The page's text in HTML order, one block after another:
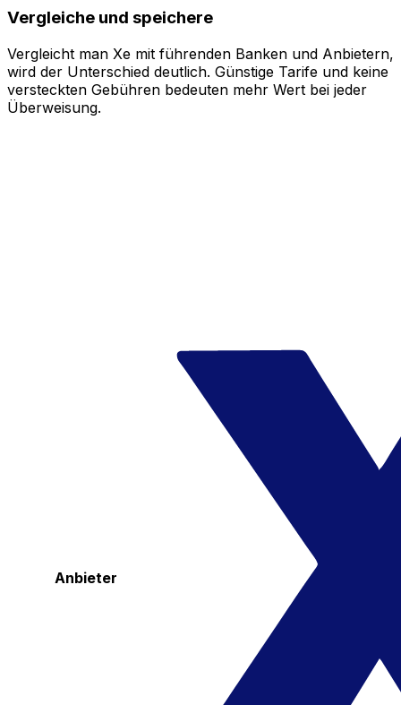
Vergleiche und speichere
Vergleicht man Xe mit führenden Banken und Anbietern,
wird der Unterschied deutlich. Günstige Tarife und keine
versteckten Gebühren bedeuten mehr Wert bei jeder
Überweisung.
Anbieter